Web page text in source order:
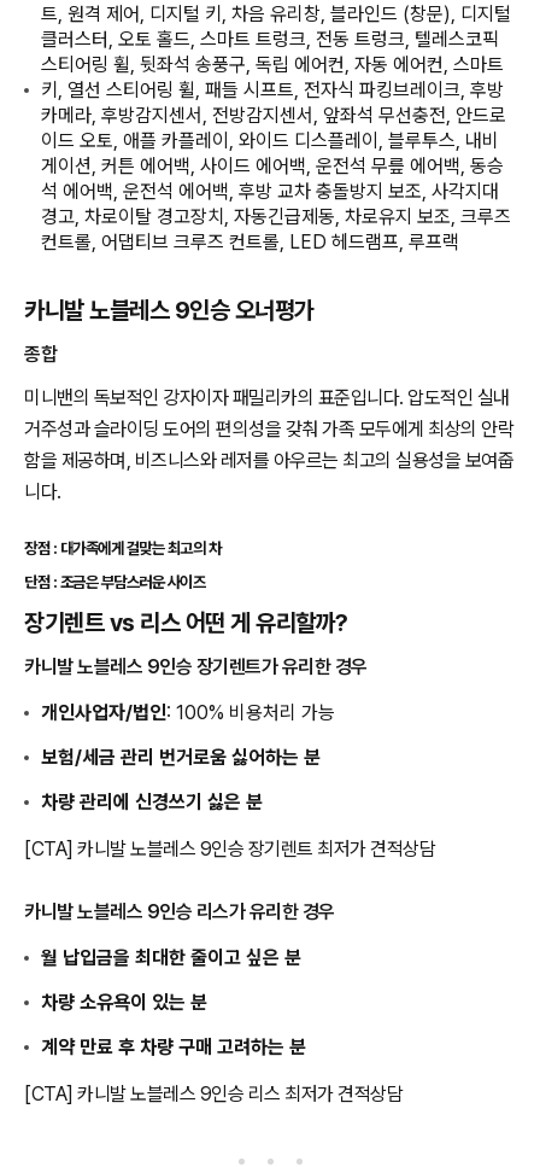
트, 원격 제어, 디지털 키, 차음 유리창, 블라인드 (창문), 디지털
클러스터, 오토 홀드, 스마트 트렁크, 전동 트렁크, 텔레스코픽
스티어링 휠, 뒷좌석 송풍구, 독립 에어컨, 자동 에어컨, 스마트
키, 열선 스티어링 휠, 패들 시프트, 전자식 파킹브레이크, 후방
카메라, 후방감지센서, 전방감지센서, 앞좌석 무선충전, 안드로
이드 오토, 애플 카플레이, 와이드 디스플레이, 블루투스, 내비
게이션, 커튼 에어백, 사이드 에어백, 운전석 무릎 에어백, 동승
석 에어백, 운전석 에어백, 후방 교차 충돌방지 보조, 사각지대
경고, 차로이탈 경고장치, 자동긴급제동, 차로유지 보조, 크루즈
컨트롤, 어댑티브 크루즈 컨트롤, LED 헤드램프, 루프랙
카니발 노블레스 9인승 오너평가
종합
미니밴의 독보적인 강자이자 패밀리카의 표준입니다. 압도적인 실내
거주성과 슬라이딩 도어의 편의성을 갖춰 가족 모두에게 최상의 안락
함을 제공하며, 비즈니스와 레저를 아우르는 최고의 실용성을 보여줍
니다.
장점 : 대가족에게 걸맞는 최고의 차
단점 : 조금은 부담스러운 사이즈
장기렌트 vs 리스 어떤 게 유리할까?
카니발 노블레스 9인승 장기렌트가 유리한 경우
개인사업자/법인: 100% 비용처리 가능
보험/세금 관리 번거로움 싫어하는 분
차량 관리에 신경쓰기 싫은 분
[CTA] 카니발 노블레스 9인승 장기렌트 최저가 견적상담
카니발 노블레스 9인승 리스가 유리한 경우
월 납입금을 최대한 줄이고 싶은 분
차량 소유욕이 있는 분
계약 만료 후 차량 구매 고려하는 분
[CTA] 카니발 노블레스 9인승 리스 최저가 견적상담